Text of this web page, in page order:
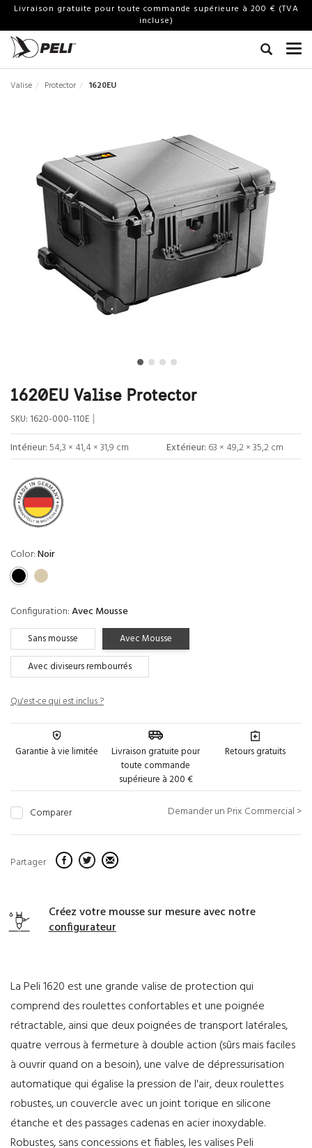
Livraison gratuite pour toute commande supérieure à 200 € (TVA
incluse)
Valise Protector 1620EU
1620EU Valise Protector
SKU: 1620-000-110E |
Intérieur:54,3 × 41,4 × 31,9 cm Extérieur: 63 × 49,2 × 35,2 cm
Color:Noir
Configuration:Avec Mousse
Sans mousse
Avec Mousse
Avec diviseurs rembourrés
Qu'est-ce qui est inclus ?
Garantie à vie limitée
Livraison gratuite pour
toute commande
supérieure à 200 €
Retours gratuits
Comparer Demander un Prix Commercial >
Partager
Créez votre mousse sur mesure avec notre
configurateur
La Peli 1620 est une grande valise de protection qui
comprend des roulettes confortables et une poignée
rétractable, ainsi que deux poignées de transport latérales,
quatre verrous à fermeture à double action (sûrs mais faciles
à ouvrir quand on a besoin), une valve de dépressurisation
automatique qui égalise la pression de l'air, deux roulettes
robustes, un couvercle avec un joint torique en silicone
étanche et des passages cadenas en acier inoxydable.
Robustes, sans concessions et fiables, les valises Peli